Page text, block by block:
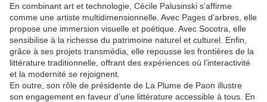
En combinant art et technologie, Cécile Palusinski s’affirme
comme une artiste multidimensionnelle. Avec Pages d’arbres, elle
propose une immersion visuelle et poétique. Avec Socotra, elle
sensibilise à la richesse du patrimoine naturel et culturel. Enfin,
grâce à ses projets transmédia, elle repousse les frontières de la
littérature traditionnelle, offrant des expériences où l’interactivité
et la modernité se rejoignent.
En outre, son rôle de présidente de La Plume de Paon illustre
son engagement en faveur d’une littérature accessible à tous. En